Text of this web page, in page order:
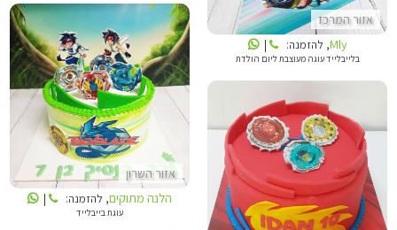
אזור המרכז
Mly, להזמנה: |
בלייבלייד עוגה מעוצבת ליום הולדת
אזור השרון
הלנה מתוקים
הלנה מתוקים, להזמנה: |
עוגת בייבלייד
דנה'לה